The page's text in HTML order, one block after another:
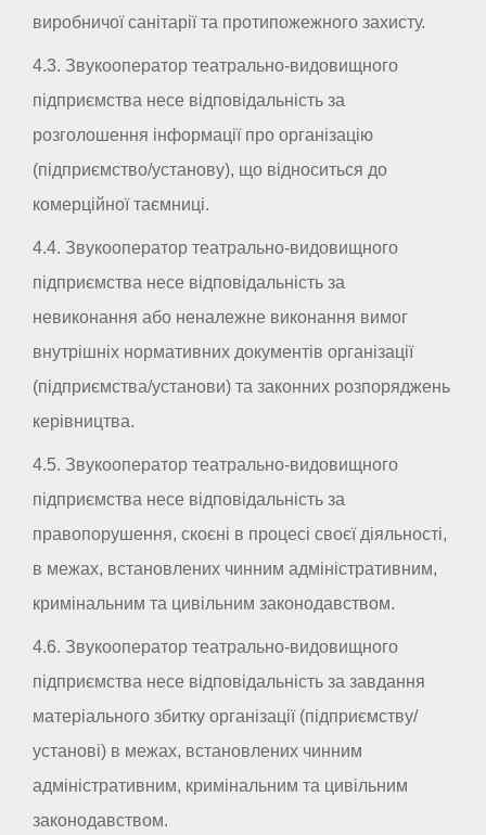
виробничої санітарії та протипожежного захисту.
4.3. Звукооператор театрально-видовищного
підприємства несе відповідальність за
розголошення інформації про організацію
(підприємство/установу), що відноситься до
комерційної таємниці.
4.4. Звукооператор театрально-видовищного
підприємства несе відповідальність за
невиконання або неналежне виконання вимог
внутрішніх нормативних документів організації
(підприємства/установи) та законних розпоряджень
керівництва.
4.5. Звукооператор театрально-видовищного
підприємства несе відповідальність за
правопорушення, скоєні в процесі своєї діяльності,
в межах, встановлених чинним адміністративним,
кримінальним та цивільним законодавством.
4.6. Звукооператор театрально-видовищного
підприємства несе відповідальність за завдання
матеріального збитку організації (підприємству/
установі) в межах, встановлених чинним
адміністративним, кримінальним та цивільним
законодавством.